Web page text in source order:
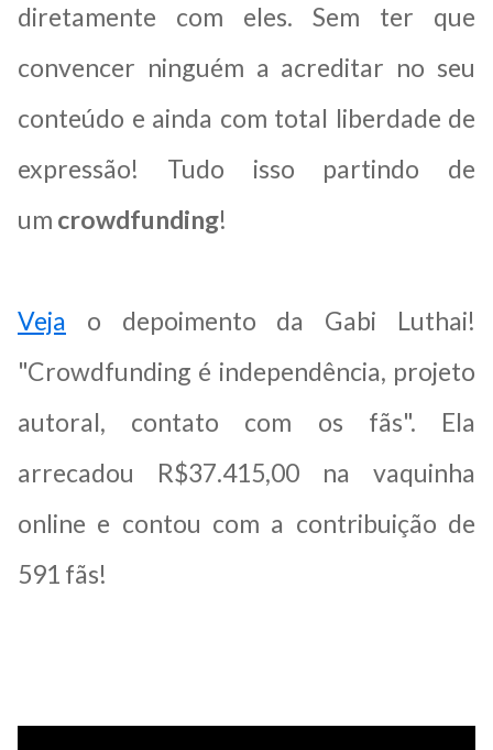
diretamente com eles. Sem ter que
convencer ninguém a acreditar no seu
conteúdo e ainda com total liberdade de
expressão! Tudo isso partindo de
um crowdfunding!
Veja o depoimento da Gabi Luthai!
"Crowdfunding é independência, projeto
autoral, contato com os fãs". Ela
arrecadou R$37.415,00 na vaquinha
online e contou com a contribuição de
591 fãs!